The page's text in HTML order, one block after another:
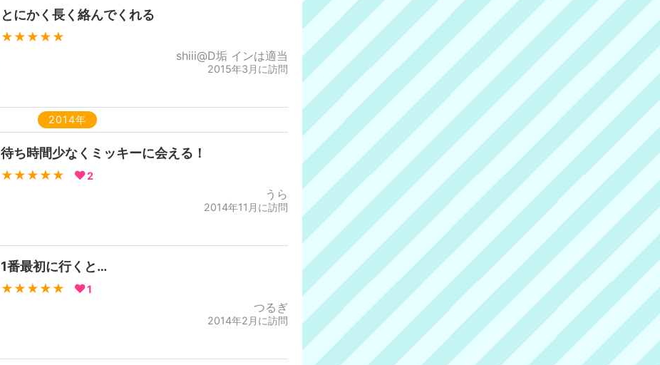
とにかく長く絡んでくれる
★★★★★
shiii@D垢 インは適当
2015年3月に訪問
2014年
待ち時間少なくミッキーに会える！
★★★★★ 2
うら
2014年11月に訪問
1番最初に行くと…
★★★★★ 1
つるぎ
2014年2月に訪問